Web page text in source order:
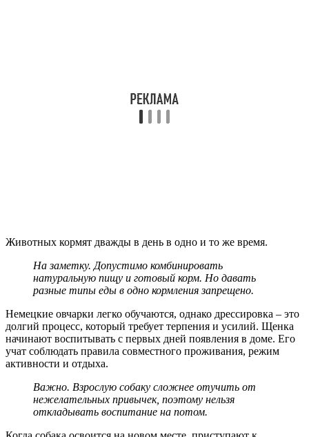
Животных кормят дважды в день в одно и то же время.
На заметку. Допустимо комбинировать
натуральную пищу и готовый корм. Но давать
разные типы еды в одно кормления запрещено.
Немецкие овчарки легко обучаются, однако дрессировка – это
долгий процесс, который требует терпения и усилий. Щенка
начинают воспитывать с первых дней появления в доме. Его
учат соблюдать правила совместного проживания, режим
активности и отдыха.
Важно. Взрослую собаку сложнее отучить от
нежелательных привычек, поэтому нельзя
откладывать воспитание на потом.